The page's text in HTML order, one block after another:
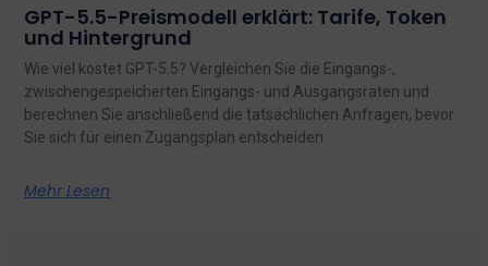
GPT-5.5-Preismodell erklärt: Tarife, Token
und Hintergrund
Wie viel kostet GPT-5.5? Vergleichen Sie die Eingangs-,
zwischengespeicherten Eingangs- und Ausgangsraten und
berechnen Sie anschließend die tatsächlichen Anfragen, bevor
Sie sich für einen Zugangsplan entscheiden.
Mehr Lesen